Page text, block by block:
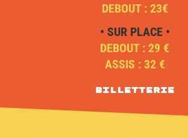
DEBOUT : 23€
• SUR PLACE •
DEBOUT : 29 €
ASSIS : 32 €
Billetterie